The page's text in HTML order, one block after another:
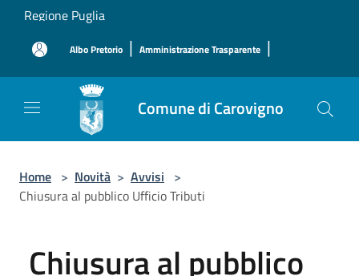
Salta al contenuto principale
Regione Puglia
Albo Pretorio | Amministrazione Trasparente |
Comune di Carovigno
Home > Novità > Avvisi >
Chiusura al pubblico Ufficio Tributi
Chiusura al pubblico